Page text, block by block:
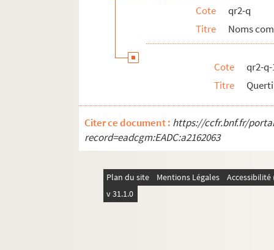
pf70. Portefeuille 70 : Plans de la ville de
pf80. Portefeuille 80 : Réclames
pf81. Portefeuillet 81 : Affiches, imprimés
pf82. Portefeuille 82 : ohotographies et
pf83. Portefeuille 83 : Pièces concernant le
pf86. Portefeuille 86 : Impressions,
pf124. Documents photographiques issus
Cote
qr2-q
Titre
Noms
Cote
qr2-
Titre
Citer ce document : https://ccfr.bnf.fr/
record=eadcgm:EADC:a2162063
Plan du site Mentions Légales
v 31.1.0